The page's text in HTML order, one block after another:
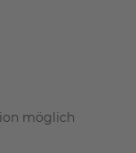
möglich